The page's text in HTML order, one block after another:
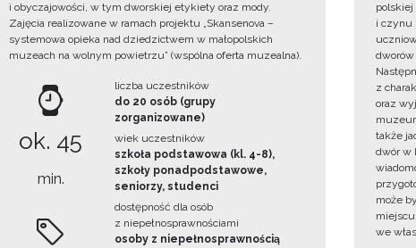
i obyczajowości, w tym dworskiej etykiety oraz mody.
Zajęcia realizowane w ramach projektu „Skansenova –
systemowa opieka nad dziedzictwem w małopolskich
muzeach na wolnym powietrzu” (wspólna oferta muzealna).
ok. 45
min.
liczba uczestników
do 20 osób (grupy
zorganizowane)
wiek uczestników
szkoła podstawowa (kl. 4-8),
szkoły ponadpodstawowe,
seniorzy, studenci
dostępność dla osób
z niepełnosprawnościami
osoby z niepełnosprawnością
polskiej
i czynu
dworów
z
oraz
także
dwór w
może
we